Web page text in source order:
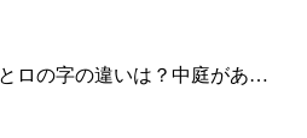
ロの字の違いは？中庭があ…